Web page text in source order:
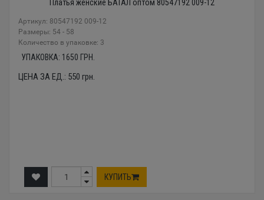
Платья женские БАТАЛ оптом 80547192 009-12
Артикул: 80547192 009-12
Размеры: 54 - 58
Количество в упаковке: 3
УПАКОВКА: 1650 ГРН.
ЦЕНА ЗА ЕД.: 550 грн.
КУПИТЬ